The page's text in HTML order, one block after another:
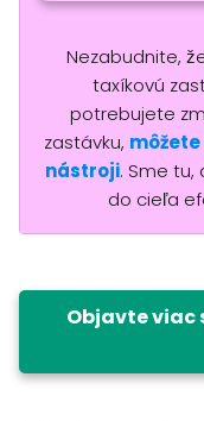
Nezabudnite,
taxíkovú
potrebujete
zastávku,
nástroji. Sme
do cieľa
Objavte viac